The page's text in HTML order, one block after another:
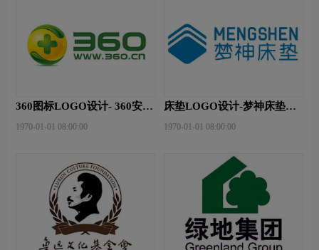
360图标LOGO设计- 360安全
1970-01-01 08:00:00
床垫LOGO设计-梦神床垫品
1970-01-01 08:00:00